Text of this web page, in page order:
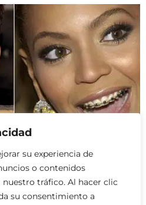
su experiencia de
o contenidos
nuestro tráfico. Al hacer clic
su consentimiento a
ventajas de la ortodoncia
Además, ya no es
llevar brackets a partir
que se preocupa por